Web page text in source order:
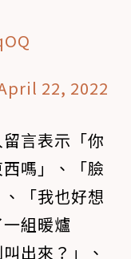
22, 2022
言表示「你
嗎」、「臉
「我也好想
組暖爐
出來？」、